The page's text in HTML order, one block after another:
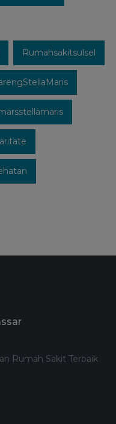
Rumahsakitsulsel
Rumah Sakit Terbaik